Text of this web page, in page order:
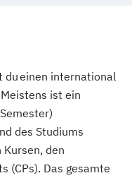
du einen international
ist ein
des Studiums
den
(CPs). Das gesamte